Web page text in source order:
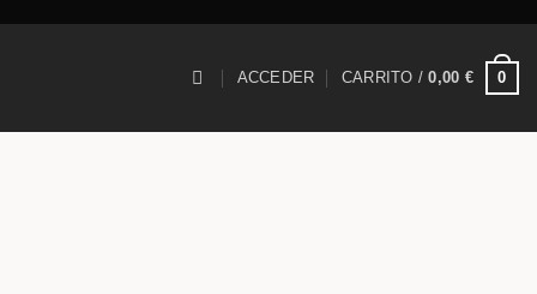
ACCEDER CARRITO /0,00 € 0